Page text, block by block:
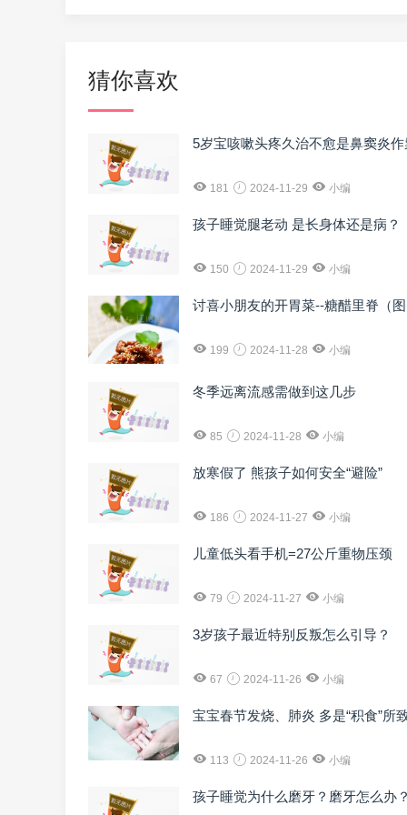
猜你喜欢
5岁宝咳嗽头疼久治不愈是鼻窦炎作
181 2024-11-29 小编
孩子睡觉腿老动 是长身体还是病？
150 2024-11-29 小编
讨喜小朋友的开胃菜--糖醋里脊（
199 2024-11-28 小编
冬季远离流感需做到这几步
85 2024-11-28 小编
放寒假了 熊孩子如何安全“避险”
186 2024-11-27 小编
儿童低头看手机=27公斤重物压颈
79 2024-11-27 小编
3岁孩子最近特别反叛怎么引导？
67 2024-11-26 小编
宝宝春节发烧、肺炎 多是“积食”所
113 2024-11-26 小编
孩子睡觉为什么磨牙？磨牙怎么办